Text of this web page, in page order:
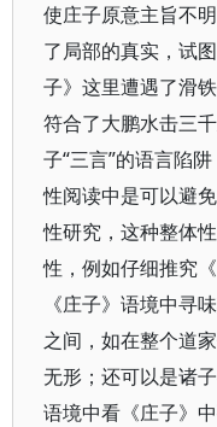
使庄子原意主旨不
了局部的真实，试
子》这里遭遇了滑
符合了大鹏水击三
子“三言”的语言陷
性阅读中是可以避
性研究，这种整体
性，例如仔细推究
《庄子》语境中寻
之间，如在整个道
无形；还可以是诸
语境中看《庄子》